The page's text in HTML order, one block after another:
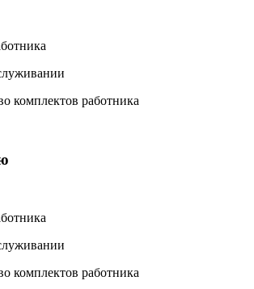
комплектов работника
комплектов работника